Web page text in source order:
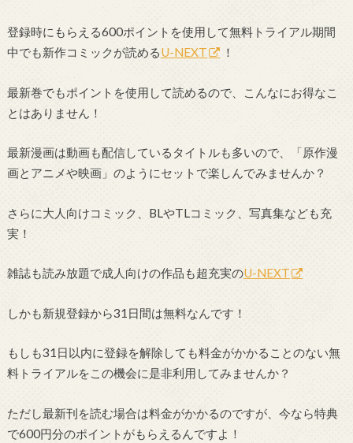
登録時にもらえる600ポイントを使用して無料トライアル期間
中でも新作コミックが読めるU-NEXT ！
最新巻でもポイントを使用して読めるので、こんなにお得なこ
とはありません！
最新漫画は動画も配信しているタイトルも多いので、「原作漫
画とアニメや映画」のようにセットで楽しんでみませんか？
さらに大人向けコミック、BLやTLコミック、写真集なども充
実！
雑誌も読み放題で成人向けの作品も超充実のU-NEXT
しかも新規登録から31日間は無料なんです！
もしも31日以内に登録を解除しても料金がかかることのない無
料トライアルをこの機会に是非利用してみませんか？
ただし最新刊を読む場合は料金がかかるのですが、今なら特典
で600円分のポイントがもらえるんですよ！